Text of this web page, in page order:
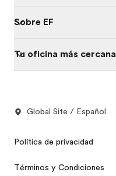
Sobre EF
Tu oficina más cercana
Global Site / Español
Política de privacidad
Términos y Condiciones